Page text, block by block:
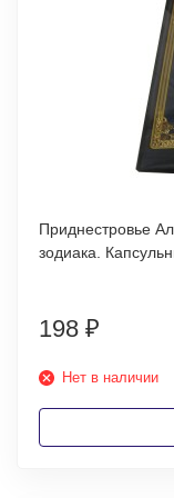
Приднестровье
зодиака.
198 ₽
Нет в наличии